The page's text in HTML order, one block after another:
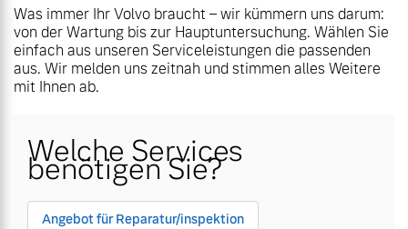
Aktuelle Zubehörangebote
Aktuelle Zubehörangebote
Zubehörkatalog
Über uns
Unsere News & Events
Aktuelle Zubehörangebote
Aktuelle Zubehörangebote
Zubehörkatalog
Über uns
Unsere News & Events
Was immer Ihr Volvo braucht – wir kümmern uns darum:
von der Wartung bis zur Hauptuntersuchung. Wählen Sie
einfach aus unseren Serviceleistungen die passenden
aus. Wir melden uns zeitnah und stimmen alles Weitere
mit Ihnen ab.
Welche Services
benötigen Sie?
Angebot für Reparatur/inspektion